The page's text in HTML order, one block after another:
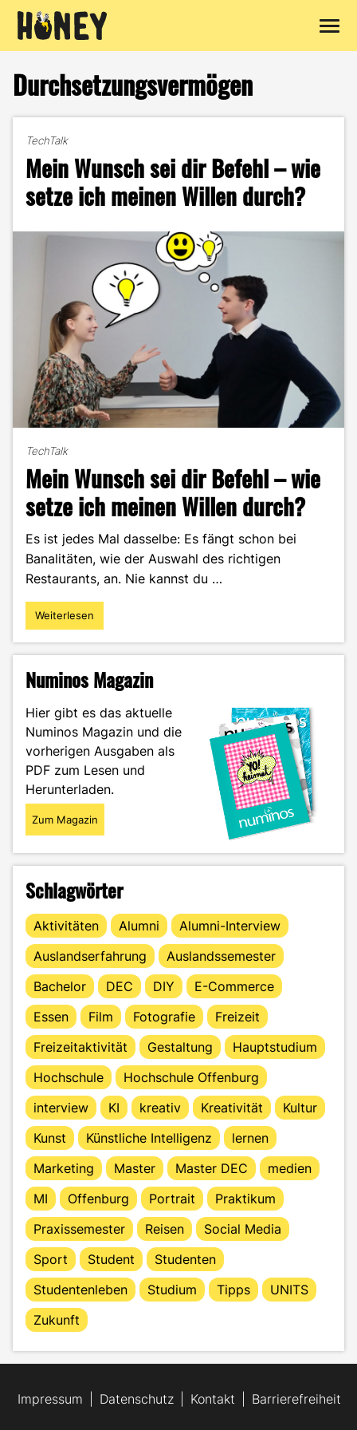
Inhalt
springen
Durchsetzungsvermögen
TechTalk
Mein Wunsch sei dir Befehl – wie
setze ich meinen Willen durch?
TechTalk
Mein Wunsch sei dir Befehl – wie
setze ich meinen Willen durch?
Es ist jedes Mal dasselbe: Es fängt schon bei
Banalitäten, wie der Auswahl des richtigen
Restaurants, an. Nie kannst du …
"Mein
Wunsch
Befehl
wie
setze
ich
meinen
Willen
durch?"
Weiterlesen
Numinos Magazin
Hier gibt es das aktuelle
Numinos Magazin und die
vorherigen Ausgaben als
PDF zum Lesen und
Herunterladen.
Zum Magazin
Schlagwörter
Aktivitäten Alumni
Alumni-Interview
Auslandserfahrung
Auslandssemester
Bachelor
DEC DIY
E-Commerce
Essen
Film Fotografie
Freizeit
Freizeitaktivität
Gestaltung
Hauptstudium
Hochschule
Hochschule Offenburg
interview
KI kreativ Kreativität
Kultur
Kunst
Künstliche Intelligenz
lernen
Marketing
Master Master DEC
medien
MI
Offenburg Portrait
Praktikum
Praxissemester
Reisen
Social Media
Sport
Student
Studenten
Studentenleben
Studium Tipps
UNITS
Zukunft
Impressum Datenschutz Kontakt Barrierefreiheit